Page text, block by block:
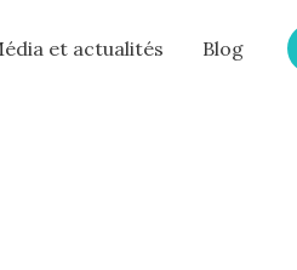
et actualités Blog